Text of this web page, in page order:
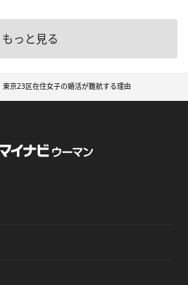
もっと見る
東京23区在住女子の婚活が難航する理由